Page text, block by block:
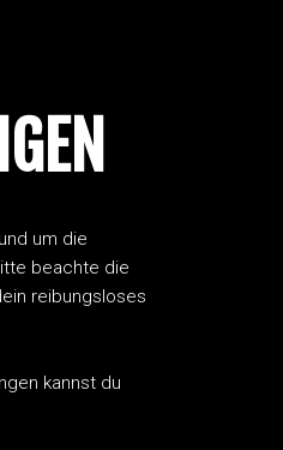
um die
beachte die
reibungsloses
kannst du